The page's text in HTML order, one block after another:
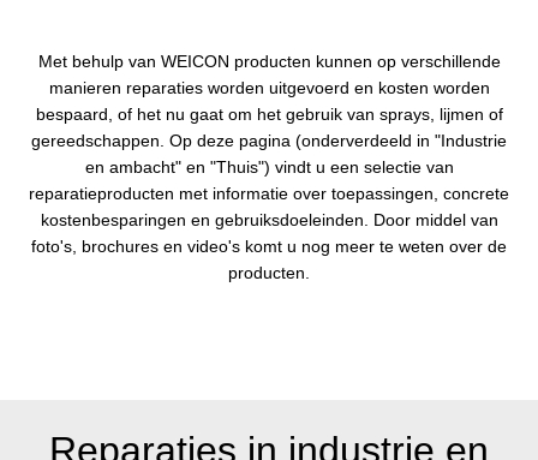
Met behulp van WEICON producten kunnen op verschillende
manieren reparaties worden uitgevoerd en kosten worden
bespaard, of het nu gaat om het gebruik van sprays, lijmen of
gereedschappen. Op deze pagina (onderverdeeld in "Industrie
en ambacht" en "Thuis") vindt u een selectie van
reparatieproducten met informatie over toepassingen, concrete
kostenbesparingen en gebruiksdoeleinden. Door middel van
foto's, brochures en video's komt u nog meer te weten over de
producten.
Reparaties in industrie en